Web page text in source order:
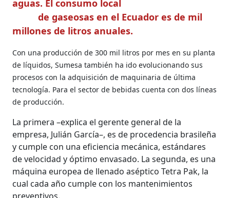
aguas. El consumo local
de gaseosas en el Ecuador es de mil
millones de litros anuales.
Con una producción de 300 mil litros por mes en su planta
de líquidos, Sumesa también ha ido evolucionando sus
procesos con la adquisición de maquinaria de última
tecnología. Para el sector de bebidas cuenta con dos líneas
de producción.
La primera –explica el gerente general de la
empresa, Julián García–, es de procedencia brasileña
y cumple con una eficiencia mecánica, estándares
de velocidad y óptimo envasado. La segunda, es una
máquina europea de llenado aséptico Tetra Pak, la
cual cada año cumple con los mantenimientos